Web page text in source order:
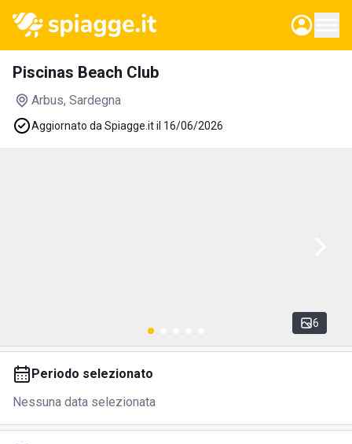
Piscinas Beach Club
Arbus, Sardegna
Aggiornato da Spiagge.it il 16/06/2026
6
Periodo selezionato
Nessuna data selezionata